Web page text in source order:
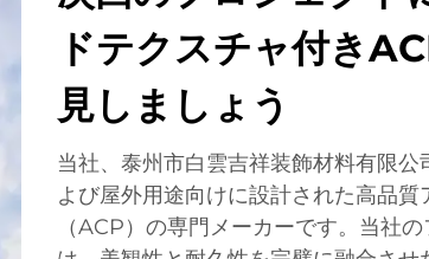
ドテクスチャ付き
見しましょう
当社、泰州市白雲吉祥装飾材料有限
よび屋外用途向けに設計された高品
（ACP）の専門メーカーです。当社